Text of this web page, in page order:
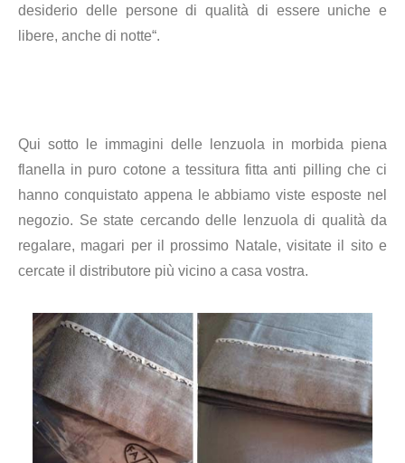
desiderio delle persone di qualità di essere uniche e
libere, anche di notte“.
Qui sotto le immagini delle lenzuola in morbida piena
flanella in puro cotone a tessitura fitta anti pilling che ci
hanno conquistato appena le abbiamo viste esposte nel
negozio. Se state cercando delle lenzuola di qualità da
regalare, magari per il prossimo Natale, visitate il sito e
cercate il distributore più vicino a casa vostra.